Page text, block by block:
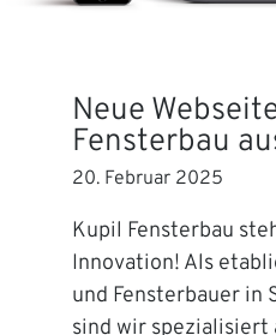
Neue
Fensterbau
20. Februar 2025
Kupil Fensterbau
Innovation! Als
und Fensterbauer in
sind wir